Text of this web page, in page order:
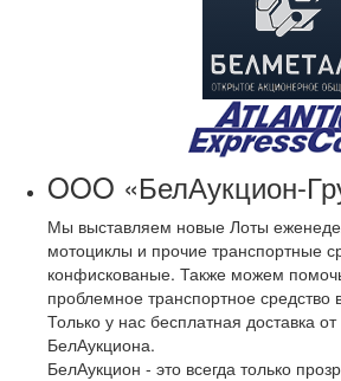
OOO «БелАукцион-
Мы выставляем новые Лоты
мотоциклы и прочие транспортные
конфискованые. Также можем
проблемное транспортное
Только у нас бесплатная доставка
БелАукциона.
БелАукцион - это всегда только